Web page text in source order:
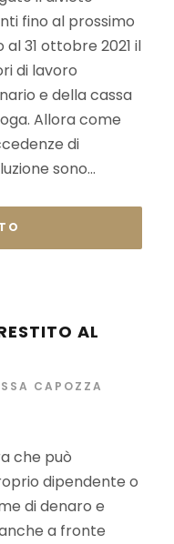
fino al prossimo
al 31 ottobre 2021 il
di lavoro
e della cassa
Allora come
di
sono...
AL
CAPOZZA
che può
dipendente o
di denaro e
a fronte